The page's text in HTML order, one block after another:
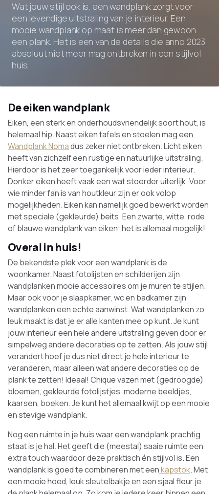
Wat jouw stijl ook is, een wandplank zorgt voor
een levendige uitstraling van je interieur. Een
mooie wandplank op maat is meer dan gewoon
een plank. Het is een van de details die anno 2023
absoluut niet meer mag ontbreken in een stijlvol
huis.
De eiken wandplank
Eiken, een sterk en onderhoudsvriendelijk soort hout, is
helemaal hip. Naast eiken tafels en stoelen mag een
Wandplank Nomadus zeker niet ontbreken. Licht eiken
heeft van zichzelf een rustige en natuurlijke uitstraling.
Hierdoor is het zeer toegankelijk voor ieder interieur.
Donker eiken heeft vaak een wat stoerder uiterlijk. Voor
wie minder fan is van houtkleur zijn er ook volop
mogelijkheden. Eiken kan namelijk goed bewerkt worden
met speciale (gekleurde) beits. Een zwarte, witte, rode
of blauwe wandplank van eiken: het is allemaal mogelijk!
Overal in huis!
De bekendste plek voor een wandplank is de
woonkamer. Naast fotolijsten en schilderijen zijn
wandplanken mooie accessoires om je muren te stijlen.
Maar ook voor je slaapkamer, wc en badkamer zijn
wandplanken een echte aanwinst. Wat wandplanken zo
leuk maakt is dat je er alle kanten mee op kunt. Je kunt
jouw interieur een hele andere uitstraling geven door er
simpelweg andere decoraties op te zetten. Als jouw stijl
verandert hoef je dus niet direct je hele interieur te
veranderen, maar alleen wat andere decoraties op de
plank te zetten! Ideaal! Chique vazen met (gedroogde)
bloemen, gekleurde fotolijstjes, moderne beeldjes,
kaarsen, boeken. Je kunt het allemaal kwijt op een mooie
en stevige wandplank.
Nog een ruimte in je huis waar een wandplank prachtig
staat is je hal. Het geeft die (meestal) saaie ruimte een
extra touch waardoor deze praktisch én stijlvol is. Een
wandplank is goed te combineren met eenkapstok. Met
een mooie hoed, leuk sleutelbakje en een sjaal fleur je